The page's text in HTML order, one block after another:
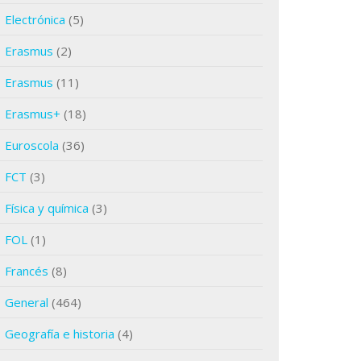
Electrónica (5)
Erasmus (2)
Erasmus (11)
Erasmus+ (18)
Euroscola (36)
FCT (3)
Física y química (3)
FOL (1)
Francés (8)
General (464)
Geografía e historia (4)